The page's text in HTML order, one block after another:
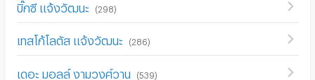
บิ๊กซี แจ้งวัฒนะ (298)
เทสโก้โลตัส แจ้งวัฒนะ (286)
เดอะ มอลล์ งามวงศ์วาน (539)